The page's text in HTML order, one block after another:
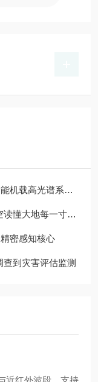
光谱系统技术解析
寸物质的光谱密码
密感知核心
到灾害评估监测
近红外波段，支持